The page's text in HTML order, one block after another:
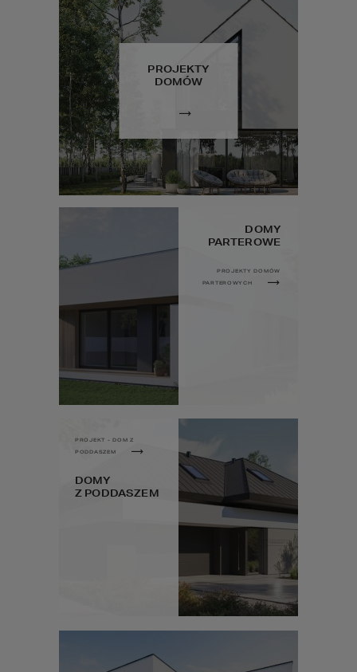
PROJEKTY
DOMÓW
DOMY
PARTEROWE
PROJEKTY DOMÓW
PARTEROWYCH
PROJEKT - DOM Z
PODDASZEM
DOMY
Z PODDASZEM